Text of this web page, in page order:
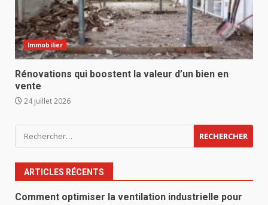
Immobilier
Rénovations qui boostent la valeur d’un bien en
vente
24 juillet 2026
Rechercher :
ARTICLES RÉCENTS
Comment optimiser la ventilation industrielle pour